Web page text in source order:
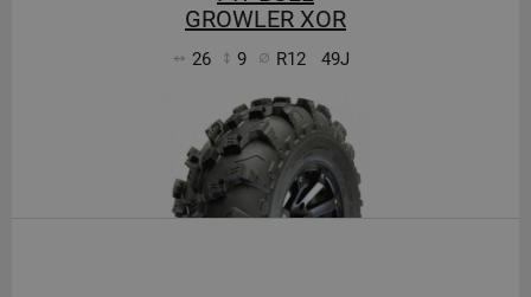
GROWLER XOR
26 9 R12 49J